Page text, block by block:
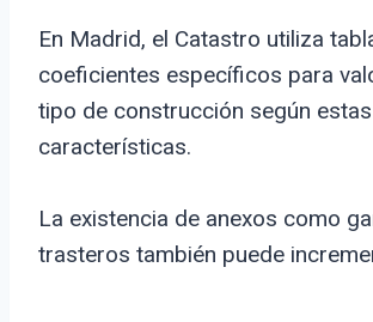
En Madrid, el Catastro utiliza
coeficientes específicos para
tipo de construcción según estas
características.
La existencia de anexos como
trasteros también puede